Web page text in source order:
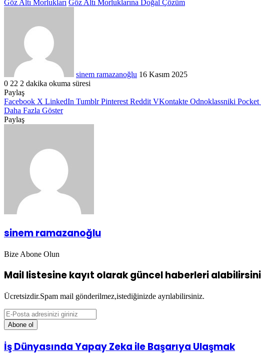
Göz Altı Morlukları Göz Altı Morluklarına Doğal Çözüm
sinem ramazanoğlu 16 Kasım 2025
0 22 2 dakika okuma süresi
Paylaş
Facebook X LinkedIn Tumblr Pinterest Reddit VKontakte Odnoklassniki Pocket
Daha Fazla Göster
Paylaş
sinem ramazanoğlu
Bize Abone Olun
Mail listesine kayıt olarak güncel haberleri
Ücretsizdir.Spam mail gönderilmez,istediğinizde ayrılabilirsiniz.
E-
Posta
adresinizi
giriniz
İş
Dünyasında
İş Dünyasında Yapay Zeka ile Başarıya Ulaşmak